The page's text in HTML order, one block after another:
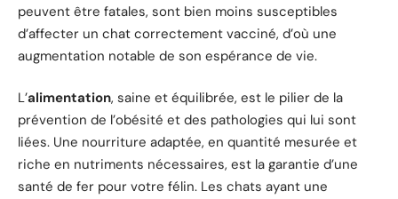
peuvent être fatales, sont bien moins susceptibles
d’affecter un chat correctement vacciné, d’où une
augmentation notable de son espérance de vie.
L’alimentation, saine et équilibrée, est le pilier de la
prévention de l’obésité et des pathologies qui lui sont
liées. Une nourriture adaptée, en quantité mesurée et
riche en nutriments nécessaires, est la garantie d’une
santé de fer pour votre félin. Les chats ayant une